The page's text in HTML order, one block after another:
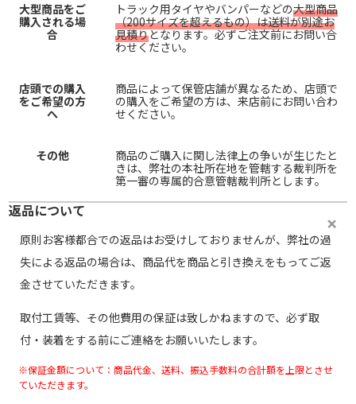
大型商品をご
購入される場
合
トラック用タイヤやバンパーなどの大型商品
（200サイズを超えるもの）は送料が別途お
見積りとなります。必ずご注文前にお問い合
わせください。
店頭での購入
をご希望の方
へ
商品によって保管店舗が異なるため、店頭で
の購入をご希望の方は、来店前にお問い合わ
せください。
その他
商品のご購入に関し法律上の争いが生じたと
きは、弊社の本社所在地を管轄する裁判所を
第一審の専属的合意管轄裁判所とします。
返品について
原則お客様都合での返品はお受けしておりませんが、弊社の過
失による返品の場合は、商品代を商品と引き換えをもってご返
金させていただきます。
取付工賃等、その他費用の保証は致しかねますので、必ず取
付・装着をする前にご連絡をお願いいたします。
※保証金額について：商品代金、送料、振込手数料の合計額を上限とさせ
ていただきます。